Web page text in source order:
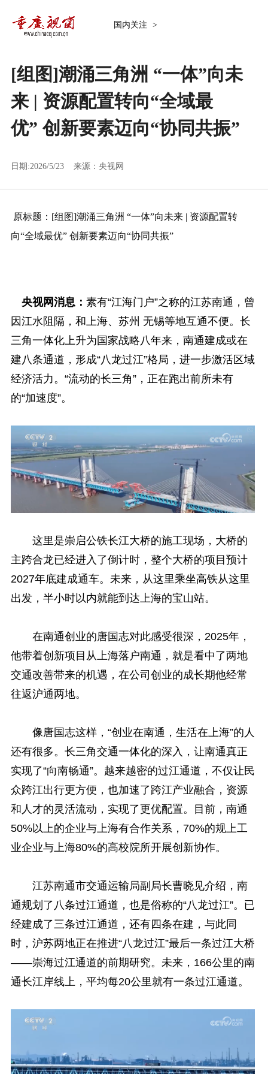
国内关注 >
[组图]潮涌三角洲 “一体”向未
来 | 资源配置转向“全域最
优” 创新要素迈向“协同共振”
日期:2026/5/23 来源： 央视网
原标题： [组图]潮涌三角洲 “一体”向未来 | 资源配置转
向“全域最优” 创新要素迈向“协同共振”
央视网消息： 素有“江海门户”之称的江苏南通，曾
因江水阻隔，和上海、苏州 无锡等地互通不便。长
三角一体化上升为国家战略八年来，南通建成或在
建八条通道，形成“八龙过江”格局，进一步激活区域
经济活力。“流动的长三角”，正在跑出前所未有
的“加速度”。
这里是崇启公铁长江大桥的施工现场，大桥的
主跨合龙已经进入了倒计时，整个大桥的项目预计
2027年底建成通车。未来，从这里乘坐高铁从这里
出发，半小时以内就能到达上海的宝山站。
在南通创业的唐国志对此感受很深，2025年，
他带着创新项目从上海落户南通，就是看中了两地
交通改善带来的机遇，在公司创业的成长期他经常
往返沪通两地。
像唐国志这样，“创业在南通，生活在上海”的人
还有很多。长三角交通一体化的深入，让南通真正
实现了“向南畅通”。越来越密的过江通道，不仅让民
众跨江出行更方便，也加速了跨江产业融合，资源
和人才的灵活流动，实现了更优配置。目前，南通
50%以上的企业与上海有合作关系，70%的规上工
业企业与上海80%的高校院所开展创新协作。
江苏南通市交通运输局副局长曹晓见介绍，南
通规划了八条过江通道，也是俗称的“八龙过江”。已
经建成了三条过江通道，还有四条在建，与此同
时，沪苏两地正在推进“八龙过江”最后一条过江大桥
——崇海过江通道的前期研究。未来，166公里的南
通长江岸线上，平均每20公里就有一条过江通道。